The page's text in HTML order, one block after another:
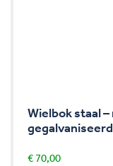
Wielbok staal
€ 70,00